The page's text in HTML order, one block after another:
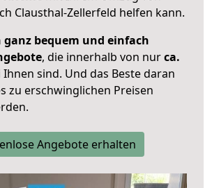
Clausthal-Zellerfeld helfen kann.
ganz bequem und einfach
, die innerhalb von nurca.
Ihnen sind. Und das Beste daran
zu erschwinglichen Preisen
Angebote erhalten